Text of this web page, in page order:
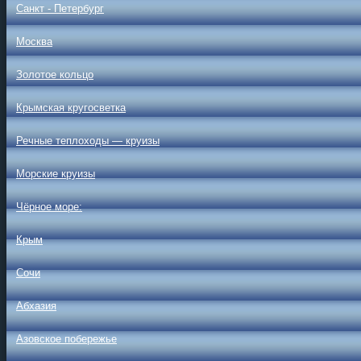
Санкт - Петербург
Москва
Золотое кольцо
Крымская кругосветка
Речные теплоходы — круизы
Морские круизы
Чёрное море:
Крым
Сочи
Абхазия
Азовское побережье